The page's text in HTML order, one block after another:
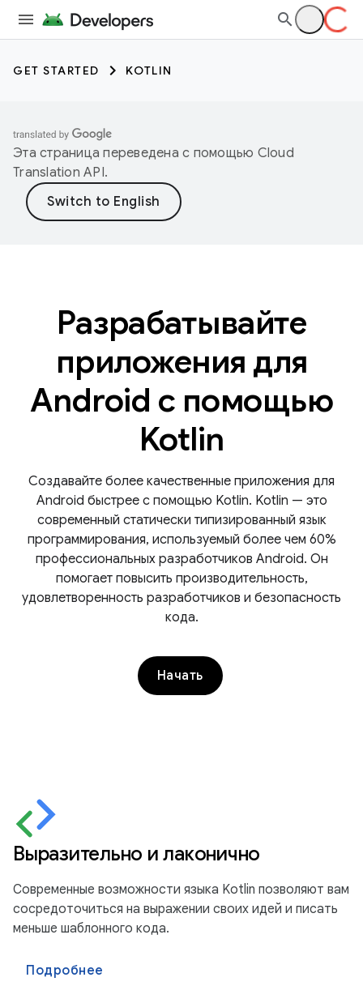
GET STARTED KOTLIN
Эта страница переведена с помощью Cloud
Translation API.
Разрабатывайте
приложения для
Android с помощью
Kotlin
Создавайте более качественные приложения для
Android быстрее с помощью Kotlin. Kotlin — это
современный статически типизированный язык
программирования, используемый более чем 60%
профессиональных разработчиков Android. Он
помогает повысить производительность,
удовлетворенность разработчиков и безопасность
кода.
Начать
Выразительно и лаконично
Современные возможности языка Kotlin позволяют вам
сосредоточиться на выражении своих идей и писать
меньше шаблонного кода.
Подробнее